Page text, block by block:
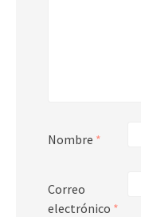
Nombre *
Correo
electrónico *